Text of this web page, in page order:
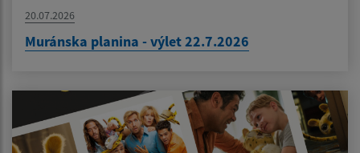
20.07.2026
Muránska planina - výlet 22.7.2026